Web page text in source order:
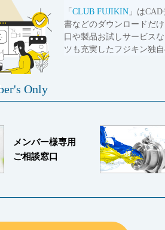
「 CLUB FUJIKIN 」は
書などのダウンロードだ
口や製品お試しサービス
ツも充実したフジキン独自
Only
メンバー様専用
ご相談窓口